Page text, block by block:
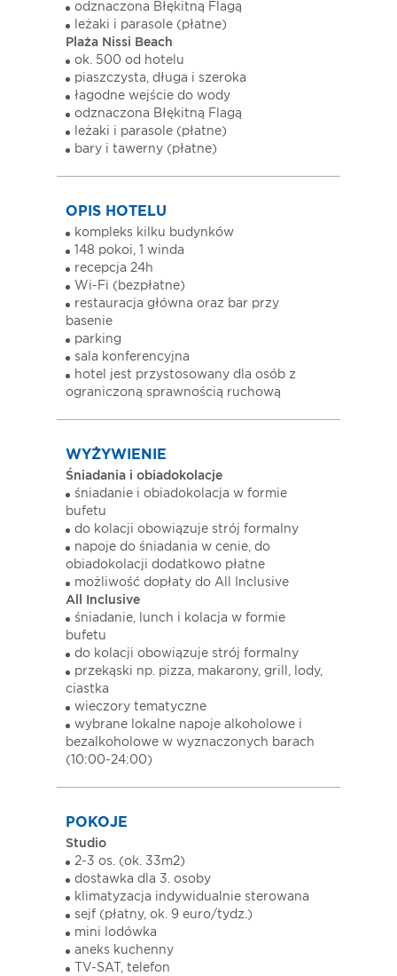
odznaczona Błękitną Flagą
leżaki i parasole (płatne)
Plaża Nissi Beach
ok. 500 od hotelu
piaszczysta, długa i szeroka
łagodne wejście do wody
odznaczona Błękitną Flagą
leżaki i parasole (płatne)
bary i tawerny (płatne)
OPIS HOTELU
kompleks kilku budynków
148 pokoi, 1 winda
recepcja 24h
Wi-Fi (bezpłatne)
restauracja główna oraz bar przy
basenie
parking
sala konferencyjna
hotel jest przystosowany dla osób z
ograniczoną sprawnością ruchową
WYŻYWIENIE
Śniadania i obiadokolacje
śniadanie i obiadokolacja w formie
bufetu
do kolacji obowiązuje strój formalny
napoje do śniadania w cenie, do
obiadokolacji dodatkowo płatne
możliwość dopłaty do All Inclusive
All Inclusive
śniadanie, lunch i kolacja w formie
bufetu
do kolacji obowiązuje strój formalny
przekąski np. pizza, makarony, grill, lody,
ciastka
wieczory tematyczne
wybrane lokalne napoje alkoholowe i
bezalkoholowe w wyznaczonych barach
(10:00-24:00)
POKOJE
Studio
2-3 os. (ok. 33m2)
dostawka dla 3. osoby
klimatyzacja indywidualnie sterowana
sejf (płatny, ok. 9 euro/tydz.)
mini lodówka
aneks kuchenny
TV-SAT, telefon